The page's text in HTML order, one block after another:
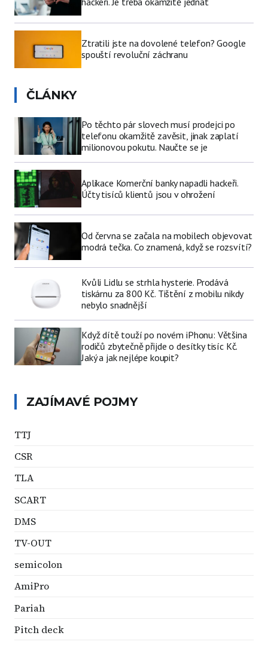
Ztratili jste na dovolené telefon? Google
spouští revoluční záchranu
ČLÁNKY
Po těchto pár slovech musí prodejci po
telefonu okamžitě zavěsit, jinak zaplatí
milionovou pokutu. Naučte se je
Aplikace Komerční banky napadli hackeři.
Účty tisíců klientů jsou v ohrožení
Od června se začala na mobilech objevovat
modrá tečka. Co znamená, když se rozsvítí?
Kvůli Lidlu se strhla hysterie. Prodává
tiskárnu za 800 Kč. Tištění z mobilu nikdy
nebylo snadnější
Když dítě touží po novém iPhonu: Většina
rodičů zbytečně přijde o desítky tisíc Kč.
Jaký a jak nejlépe koupit?
ZAJÍMAVÉ POJMY
TTJ
CSR
TLA
SCART
DMS
TV-OUT
semicolon
AmiPro
Pariah
Pitch deck